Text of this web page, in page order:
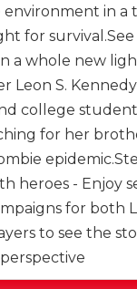
in a
for
a whole new
Leon S.
college
for her
heroes - Enjoy
for both
to see the